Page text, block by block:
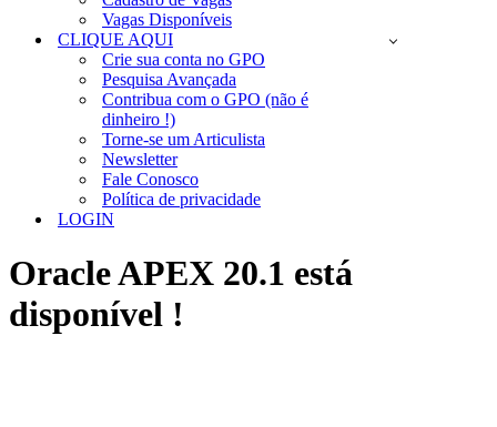
Vagas Disponíveis
CLIQUE AQUI
Crie sua conta no GPO
Pesquisa Avançada
Contribua com o GPO (não é
dinheiro !)
Torne-se um Articulista
Newsletter
Fale Conosco
Política de privacidade
LOGIN
Oracle APEX 20.1 está
disponível !